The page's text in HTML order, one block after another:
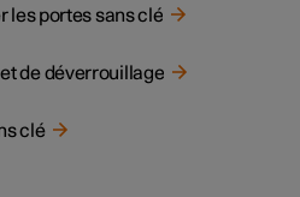
les portes sans clé
de déverrouillage
clé